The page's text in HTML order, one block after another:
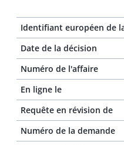
Identifiant européen de
Date de la décision
Numéro de l'affaire
En ligne le
Requête en révision de
Numéro de la demande